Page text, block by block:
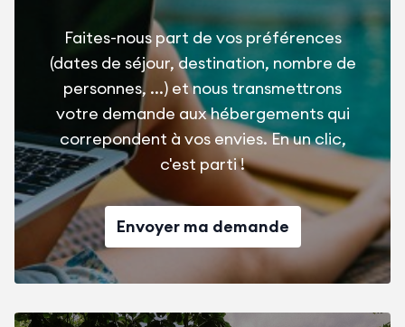
Faites-nous part de vos préférences
(dates de séjour, destination, nombre de
personnes, ...) et nous transmettrons
votre demande aux hébergements qui
correpondent à vos envies. En un clic,
c'est parti !
Envoyer ma demande